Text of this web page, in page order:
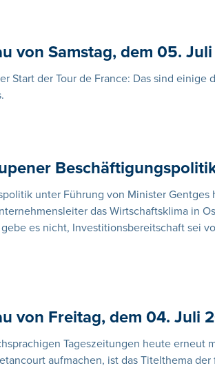
von Samstag, dem 05.
Start der Tour de France: Das sind
unter Führung von Minister
das Wirtschaftsklima in
es nicht, Investitionsbereitschaft sei
von Freitag, dem 04. Juli
Tageszeitungen heute erneut
aufmachen, ist das Titelthema